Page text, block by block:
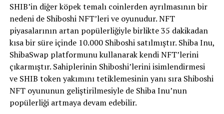
SHIB’in diğer köpek temalı coinlerden ayrılmasının bir
nedeni de Shiboshi NFT’leri ve oyunudur. NFT
piyasalarının artan popülerliğiyle birlikte 35 dakikadan
kısa bir süre içinde 10.000 Shiboshi satılmıştır. Shiba Inu,
ShibaSwap platformunu kullanarak kendi NFT’lerini
çıkarmıştır. Sahiplerinin Shiboshi’lerini isimlendirmesi
ve SHIB token yakımını tetiklemesinin yanı sıra Shiboshi
NFT oyununun geliştirilmesiyle de Shiba Inu’nun
popülerliği artmaya devam edebilir.